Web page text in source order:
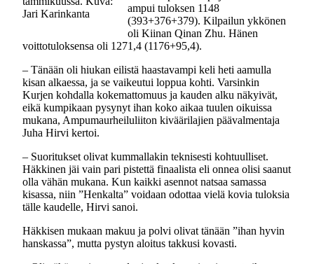
Jari Karinkanta
ampui tuloksen 1148
(393+376+379). Kilpailun ykkönen
oli Kiinan Qinan Zhu. Hänen
voittotuloksensa oli 1271,4 (1176+95,4).
‒ Tänään oli hiukan eilistä haastavampi keli heti aamulla
kisan alkaessa, ja se vaikeutui loppua kohti. Varsinkin
Kurjen kohdalla kokemattomuus ja kauden alku näkyivät,
eikä kumpikaan pysynyt ihan koko aikaa tuulen oikuissa
mukana, Ampumaurheiluliiton kiväärilajien päävalmentaja
Juha Hirvi kertoi.
‒ Suoritukset olivat kummallakin teknisesti kohtuulliset.
Häkkinen jäi vain pari pistettä finaalista eli onnea olisi saanut
olla vähän mukana. Kun kaikki asennot natsaa samassa
kisassa, niin ”Henkalta” voidaan odottaa vielä kovia tuloksia
tälle kaudelle, Hirvi sanoi.
Häkkisen mukaan makuu ja polvi olivat tänään ”ihan hyvin
hanskassa”, mutta pystyn aloitus takkusi kovasti.